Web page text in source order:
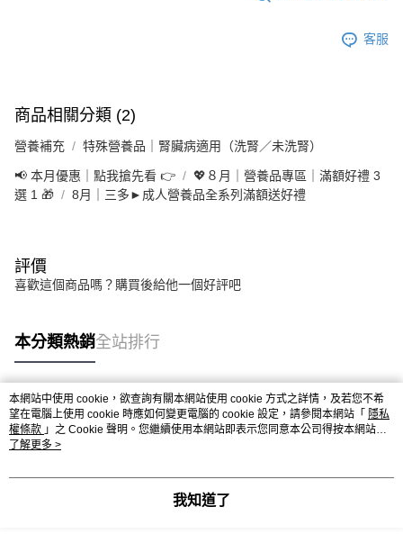
客服
商品相關分類 (2)
營養補充 特殊營養品｜腎臟病適用（洗腎／未洗腎）
📢 本月優惠｜點我搶先看 👉
💖８月｜營養品專區｜滿額好禮 3
選 1 🎁
8月｜三多►成人營養品全系列滿額送好禮
評價
喜歡這個商品嗎？購買後給他一個好評吧
本分類熱銷全站排行
熱門標籤
本網站中使用 cookie，欲查詢有關本網站使用 cookie 方式之詳情，及若您不希
望在電腦上使用 cookie 時應如何變更電腦的 cookie 設定，請參閱本網站「 隱私
權條款 」之 Cookie 聲明。您繼續使用本網站即表示您同意本公司得按本網站使
用條款之 Cookie 聲明使用 cookie。
了解更多 >
我知道了